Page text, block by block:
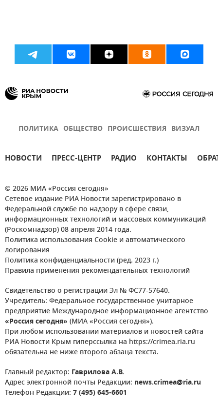
ПОЛИТИКА ОБЩЕСТВО ПРОИСШЕСТВИЯ ВИЗУАЛ
НОВОСТИ ПРЕСС-ЦЕНТР РАДИО КОНТАКТЫ
© 2026 МИА «Россия сегодня»
Сетевое издание РИА Новости зарегистрировано в
Федеральной службе по надзору в сфере связи,
информационных технологий и массовых коммуникаций
(Роскомнадзор) 08 апреля 2014 года.
Политика использования Cookie и автоматического
логирования
Политика конфиденциальности (ред. 2023 г.)
Правила применения рекомендательных технологий
Свидетельство о регистрации Эл № ФС77-57640.
Учредитель: Федеральное государственное унитарное
предприятие Международное информационное агентство
«Россия сегодня» (МИА «Россия сегодня»).
При любом использовании материалов и новостей сайта
РИА Новости Крым гиперссылка на https://crimea.ria.ru
обязательна не ниже второго абзаца текста.
Главный редактор: Гаврилова А.В.
Адрес электронной почты Редакции: news.crimea@ria.ru
Телефон Редакции: 7 (495) 645-6601